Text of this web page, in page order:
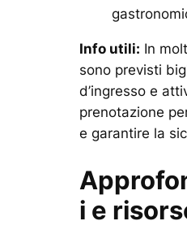
Info utili: In
sono previsti
d’ingresso e
prenotazione
e garantire la
i e